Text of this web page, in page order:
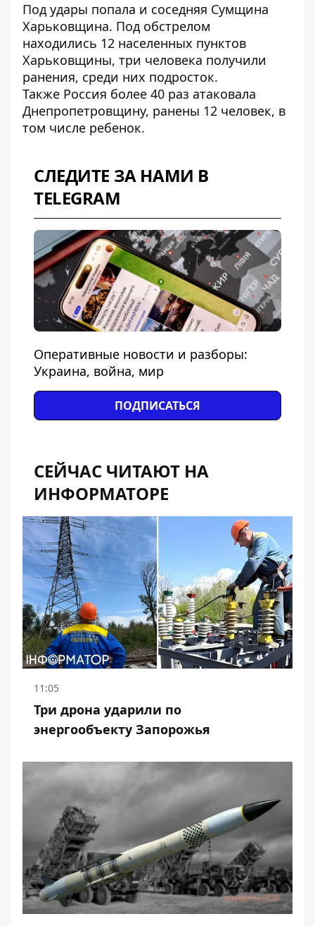
Под удары попала и соседняя Сумщина
Харьковщина. Под обстрелом
находились 12 населенных пунктов
Харьковщины, три человека получили
ранения, среди них подросток.
Также Россия более 40 раз атаковала
Днепропетровщину, ранены 12 человек, в
том числе ребенок.
СЛЕДИТЕ ЗА НАМИ В
TELEGRAM
Оперативные новости и разборы:
Украина, война, мир
ПОДПИСАТЬСЯ
СЕЙЧАС ЧИТАЮТ НА
ИНФОРМАТОРЕ
11:05
Три дрона ударили по
энергообъекту Запорожья